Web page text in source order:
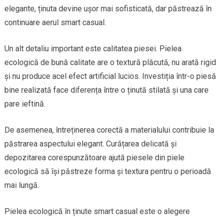
elegante, ținuta devine ușor mai sofisticată, dar păstrează în
continuare aerul smart casual.
Un alt detaliu important este calitatea piesei. Pielea
ecologică de bună calitate are o textură plăcută, nu arată rigid
și nu produce acel efect artificial lucios. Investiția într-o piesă
bine realizată face diferența între o ținută stilată și una care
pare ieftină.
De asemenea, întreținerea corectă a materialului contribuie la
păstrarea aspectului elegant. Curățarea delicată și
depozitarea corespunzătoare ajută piesele din piele
ecologică să își păstreze forma și textura pentru o perioadă
mai lungă.
Pielea ecologică în ținute smart casual este o alegere